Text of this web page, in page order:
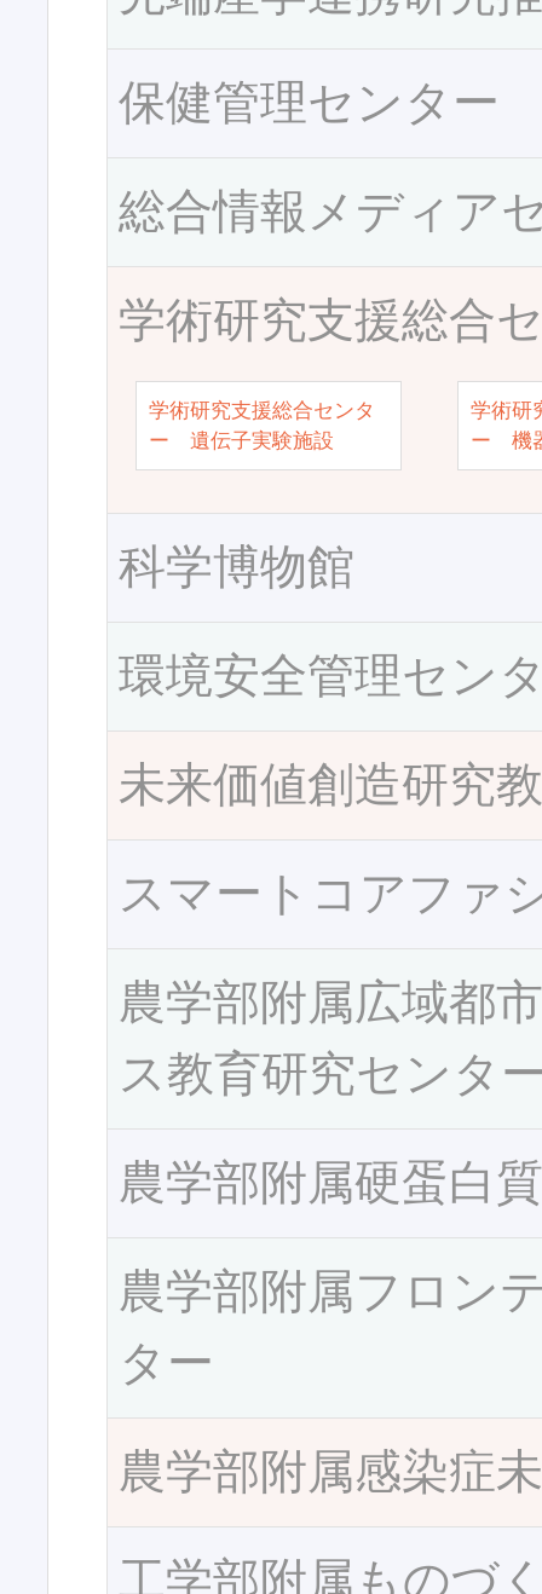
保健管理センター
総合情報メディア
学術研究支援総合
学術研究支援総合センタ
ー 遺伝子実験施設
学術研
ー 機
科学博物館
環境安全管理セン
未来価値創造研究
スマートコアファ
農学部附属広域都
ス教育研究センタ
農学部附属硬蛋白
農学部附属フロン
ター
農学部附属感染症
工学部附属ものづ